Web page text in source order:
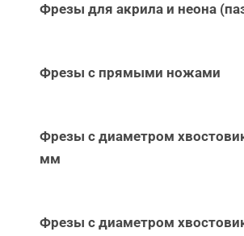
Фрезы для акрила и неона
Фрезы с прямыми ножами
Фрезы с диаметром
мм
Фрезы с диаметром